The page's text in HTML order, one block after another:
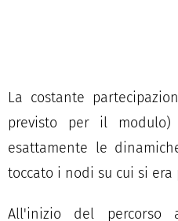
La costante
previsto per il
esattamente le
toccato i nodi su cui si era
All'inizio del percorso